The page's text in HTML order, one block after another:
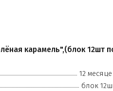
карамель",(блок 12шт
12
блок